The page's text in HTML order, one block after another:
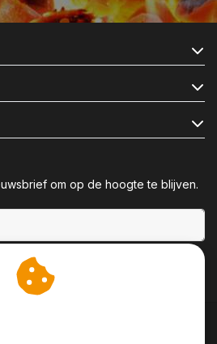
om op de hoogte te blijven.